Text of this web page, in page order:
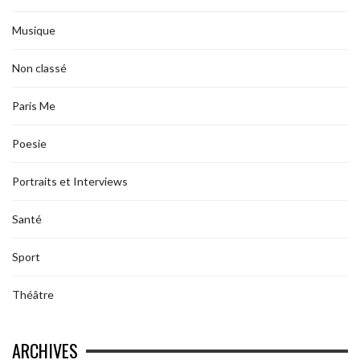
Musique
Non classé
Paris Me
Poesie
Portraits et Interviews
Santé
Sport
Théâtre
ARCHIVES